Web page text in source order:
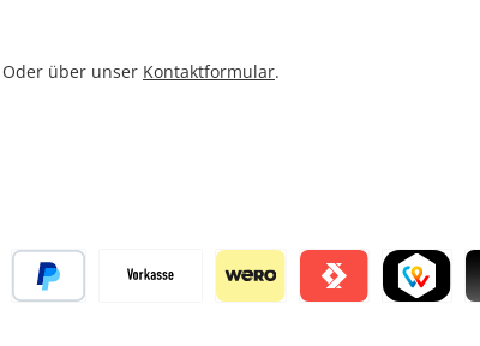
Oder über unser Kontaktformular.